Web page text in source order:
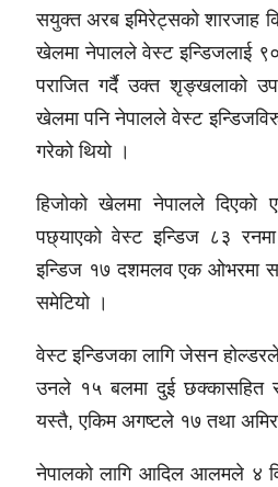
सयुक्त अरब इमिरेट्सको शारजाह
खेलमा नेपालले वेस्ट इन्डिजलाई
पराजित गर्दै उक्त शृङ्खलाको
खेलमा पनि नेपालले वेस्ट
गरेको थियो ।
हिजोको खेलमा नेपालले
पछ्याएको वेस्ट इन्डिज ८३
इन्डिज १७ दशमलव एक ओभरमा
समेटियो ।
वेस्ट इन्डिजका लागि जेसन
उनले १५ बलमा दुई छक्कासहित
यस्तै, एकिम अगष्टले १७ तथा
नेपालको लागि आदिल आलमले ४